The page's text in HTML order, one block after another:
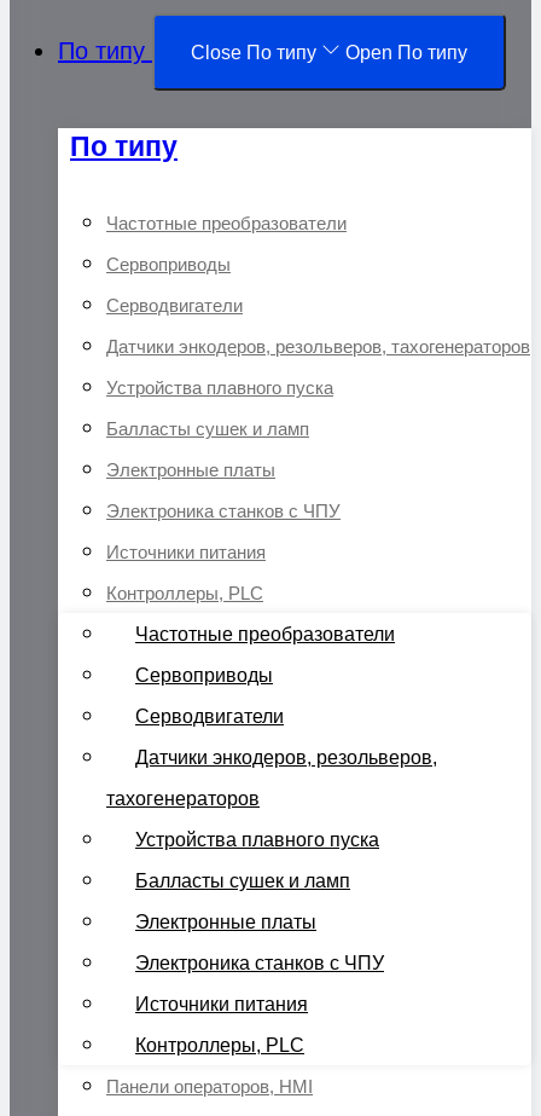
По типу Close По типу Open По типу
По типу
Частотные преобразователи
Сервоприводы
Серводвигатели
Датчики энкодеров, резольверов, тахогенераторов
Устройства плавного пуска
Балласты сушек и ламп
Электронные платы
Электроника станков с ЧПУ
Источники питания
Контроллеры, PLC
Частотные преобразователи
Сервоприводы
Серводвигатели
Датчики энкодеров, резольверов,
тахогенераторов
Устройства плавного пуска
Балласты сушек и ламп
Электронные платы
Электроника станков с ЧПУ
Источники питания
Контроллеры, PLC
Панели операторов, HMI